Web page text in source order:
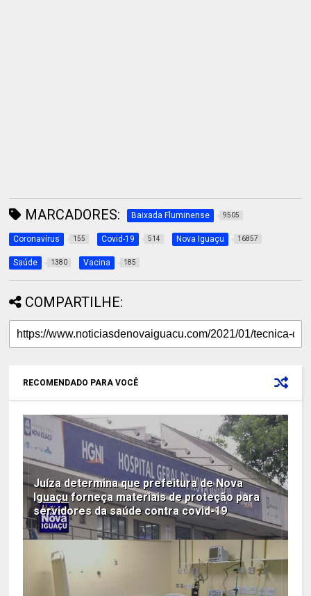
MARCADORES: Baixada Fluminense 9505
Coronavírus 155 Covid-19 514 Nova Iguaçu 16857
Saúde 1380 Vacina 185
COMPARTILHE:
RECOMENDADO PARA VOCÊ
Juíza determina que prefeitura de Nova
Iguaçu forneça materiais de proteção para
servidores da saúde contra covid-19